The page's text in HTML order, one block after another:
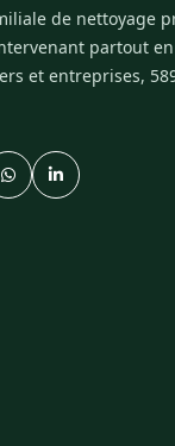
de nettoyage
partout
et entreprises,